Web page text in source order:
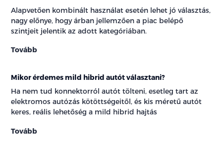
Alapvetően kombinált használat esetén lehet jó választás,
nagy előnye, hogy árban jellemzően a piac belépő
szintjeit jelentik az adott kategóriában.
Tovább
Mikor érdemes mild hibrid autót választani?
Ha nem tud konnektorról autót tölteni, esetleg tart az
elektromos autózás kötöttségeitől, és kis méretű autót
keres, reális lehetőség a mild hibrid hajtás
Tovább